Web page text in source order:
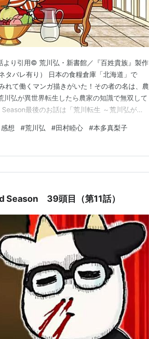
！でィあす
り引用© 荒川弘・新書館／『百姓貴族』製作
タバレ有り） 日本の食糧倉庫「北海道」で
れて働くマンガ描きがいた！その者の名は、農
弘が異世界転生したら農家の知識で無双して
最後のお話は「荒川転生 ～荒川弘が異
って異世界で無双をするお話です。そのカギ
想 #荒川弘 #田村睦心 #本多真梨子
Season 39頭目（第11話）